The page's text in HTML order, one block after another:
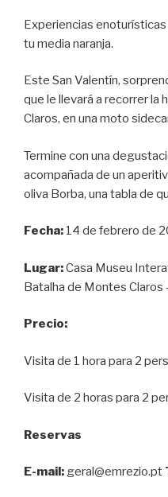
Experiencias
tu media naranja.
Este San Valentín,
que le llevará a recorrer la
Claros, en una moto
Termine con una
acompañada de un
oliva Borba, una tabla de
Fecha: 14 de febrero de
Lugar:Casa Museu
Batalha de Montes Claros
Precio:
Visita de 1 hora para 2
Visita de 2 horas para 2
Reservas
E-mail: geral@emrezio.pt